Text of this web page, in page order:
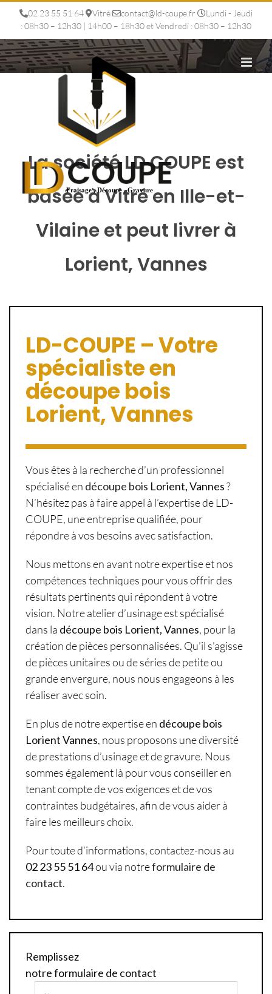
Passer
contenu
02 23 55 51 64 Vitré contact@ld-coupe.fr
Lundi - Jeudi
: 08h30 – 12h30 | 14h00 – 18h30 et Vendredi : 08h30 – 12h30
La société LD COUPE est
basée à Vitré en Ille-et-
Vilaine et peut livrer à
Lorient, Vannes
LD-COUPE – Votre
spécialiste en
découpe bois
Lorient, Vannes
Vous êtes à la recherche d’un professionnel
spécialisé en découpe bois Lorient, Vannes?
N’hésitez pas à faire appel à l’expertise de LD-
COUPE, une entreprise qualifiée, pour
répondre à vos besoins avec satisfaction.
Nous mettons en avant notre expertise et nos
compétences techniques pour vous offrir des
résultats pertinents qui répondent à votre
vision. Notre atelier d’usinage est spécialisé
dans la découpe bois Lorient, Vannes, pour la
création de pièces personnalisées. Qu’il s’agisse
de pièces unitaires ou de séries de petite ou
grande envergure, nous nous engageons à les
réaliser avec soin.
En plus de notre expertise en découpe bois
Lorient Vannes, nous proposons une diversité
de prestations d’usinage et de gravure. Nous
sommes également là pour vous conseiller en
tenant compte de vos exigences et de vos
contraintes budgétaires, afin de vous aider à
faire les meilleurs choix.
Pour toute d’informations, contactez-nous au
02 23 55 51 64ou via notreformulaire de
contact.
Remplissez
notre formulaire de contact